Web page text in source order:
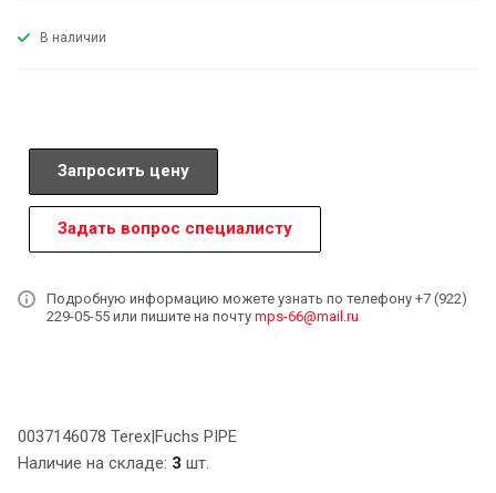
В наличии
Запросить цену
Задать вопрос специалисту
Подробную информацию можете узнать по телефону +7 (922)
229-05-55 или пишите на почту mps-66@mail.ru
0037146078 Terex|Fuchs PIPE
Наличие на складе: 3 шт.